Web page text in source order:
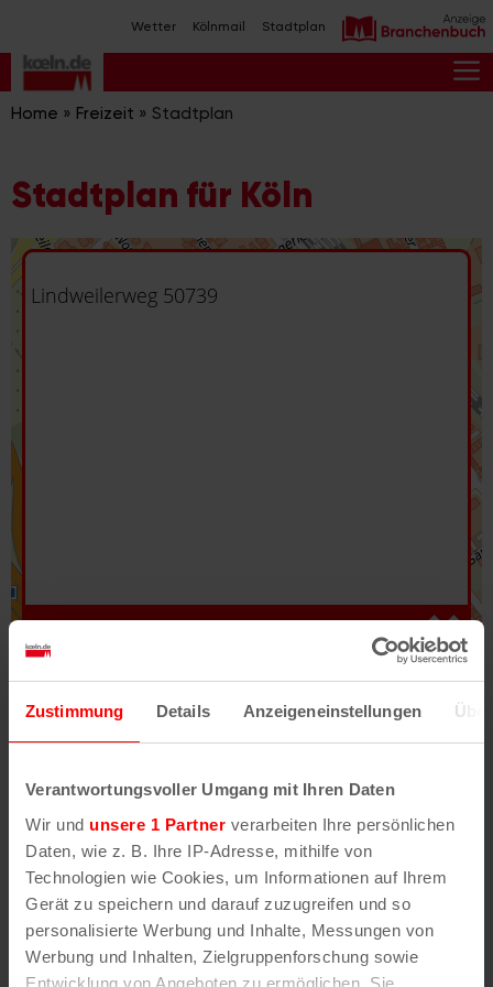
Zustimmung Details Anzeigeneinstellungen
Verantwortungsvoller Umgang mit Ihren Daten
Wir und unsere 1 Partner verarbeiten Ihre persönlichen
Daten, wie z. B. Ihre IP-Adresse, mithilfe von
Technologien wie Cookies, um Informationen auf Ihrem
Gerät zu speichern und darauf zuzugreifen und so
personalisierte Werbung und Inhalte, Messungen von
Werbung und Inhalten, Zielgruppenforschung sowie
Entwicklung von Angeboten zu ermöglichen. Sie
Inhalt
springen
Wetter Kölnmail Stadtplan
Home » Freizeit » Stadtplan
Stadtplan für Köln
Fehler/Problem melden
Darstellung des RVR-Kartenwerks
Stadtplanwerk
erhältst Du unsere koeln.de-Karte mit vielen
weiteren Details wie z.B. Hausnummern.
Unser Stadtplan basiert auf Daten des
OpenStreetMap
-Projekts (
© OpenStreetMap
Mitwirkende
) und von OpenCycleMap.org